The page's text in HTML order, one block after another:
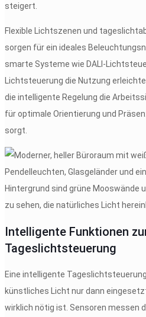
steigert.
Flexible Lichtszenen und
sorgen für ein ideales
smarte Systeme wie DALI-
Lichtsteuerung die Nutzung
die intelligente Regelung die
für optimale Orientierung und
sorgt.
Intelligente Funktionen
Tageslichtsteuerung
Eine intelligente
künstliches Licht nur dann
wirklich nötig ist. Sensoren messen